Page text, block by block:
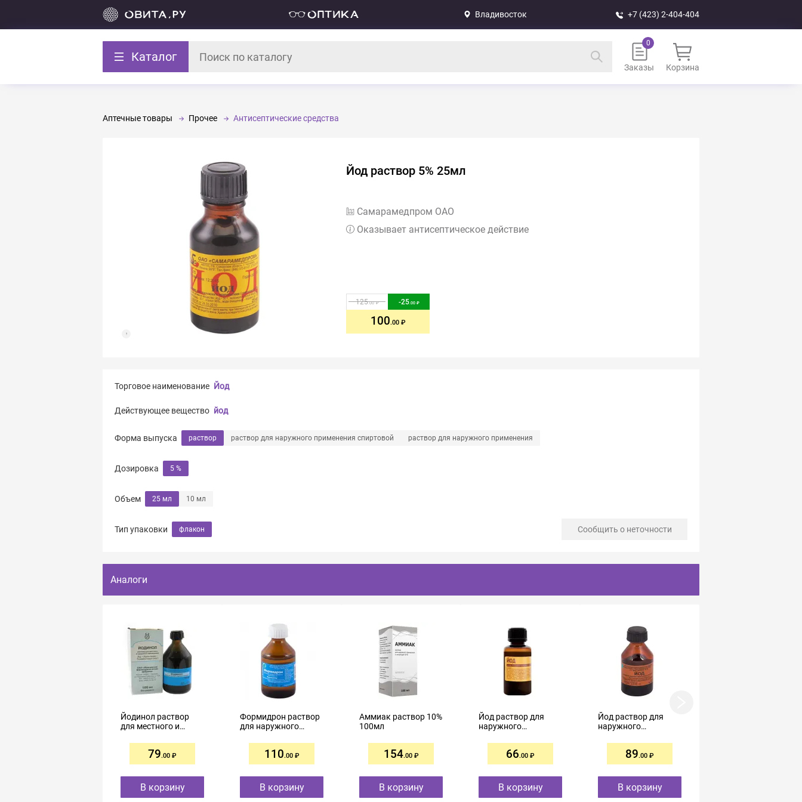
Владивосток +7 (423) 2-404-404
Каталог
Заказы Корзина
Аптечные товары Прочее Антисептические средства
Йод раствор 5% 25мл
Самарамедпром ОАО
Оказывает антисептическое действие
125.00 -25.00
100.00
Торговое наименование Йод
Действующее вещество йод
Форма выпуска раствор раствор для наружного применения спиртовой раствор для наружного применения
Дозировка 5 %
Объем 25 мл 10 мл
Тип упаковки флакон Сообщить о неточности
Аналоги
Йодинол раствор
для местного и
применения 100мл
79.00
В корзину
Формидрон раствор
для наружного
спиртовой 3,7%
110.00
В корзину
Аммиак раствор 10%
100мл
154.00
В корзину
Йод раствор для
наружного
спиртовой 5% 10мл
66.00
В корзину
Йод раствор для
наружного
89.00
В корзину